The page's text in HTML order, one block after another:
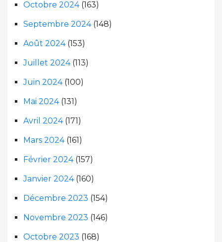
Octobre 2024(163)
Septembre 2024(148)
Août 2024(153)
Juillet 2024(113)
Juin 2024(100)
Mai 2024(131)
Avril 2024(171)
Mars 2024(161)
Février 2024(157)
Janvier 2024(160)
Décembre 2023 (154)
Novembre 2023 (146)
Octobre 2023 (168)